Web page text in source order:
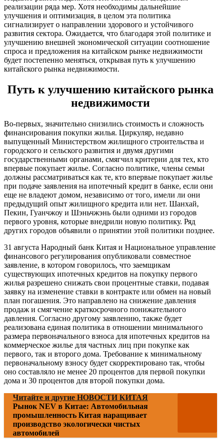
реализации ряда мер. Хотя необходимы дальнейшие
улучшения и оптимизация, в целом эта политика
сигнализирует о направлении здорового и устойчивого
развития сектора. Ожидается, что благодаря этой политике и
улучшению внешней экономической ситуации соотношение
спроса и предложения на китайском рынке недвижимости
будет постепенно меняться, открывая путь к улучшению
китайского рынка недвижимости.
Путь к улучшению китайского рынка
недвижимости
Во-первых, значительно снизились стоимость и сложность
финансирования покупки жилья. Циркуляр, недавно
выпущенный Министерством жилищного строительства и
городского и сельского развития и двумя другими
государственными органами, смягчил критерии для тех, кто
впервые покупает жилье. Согласно политике, члены семьи
должны рассматриваться как те, кто впервые покупает жилье
при подаче заявления на ипотечный кредит в банке, если они
еще не владеют домом, независимо от того, имели ли они
предыдущий опыт жилищного кредита или нет. Шанхай,
Пекин, Гуанчжоу и Шэньчжэнь были одними из городов
первого уровня, которые внедрили новую политику. Ряд
других городов объявили о принятии этой политики позднее.
31 августа Народный банк Китая и Национальное управление
финансового регулирования опубликовали совместное
заявление, в котором говорилось, что заемщикам
существующих ипотечных кредитов на покупку первого
жилья разрешено снижать свои процентные ставки, подавая
заявку на изменение ставки в контракте или обмен на новый
план погашения. Это направлено на снижение давления
продаж и смягчение краткосрочного понижательного
давления. Согласно другому заявлению, также будет
реализована единая политика в отношении минимального
размера первоначального взноса для ипотечных кредитов на
коммерческое жилье для частных лиц при покупке как
первого, так и второго дома. Требование к минимальному
первоначальному взносу будет скорректировано так, чтобы
оно составляло не менее 20 процентов для первой покупки
дома и 30 процентов для второй покупки дома.
Читайте и другие НОВОСТИ КИТАЯ
Рынок NEV в Китае: Автомобильная
промышленность Китая наращивает
производство экологически чистых
автомобилей